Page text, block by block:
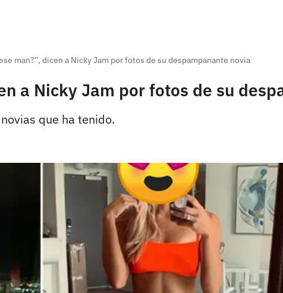
man?”, dicen a Nicky Jam por fotos de su despampanante novia
a Nicky Jam por fotos de su
que ha tenido.